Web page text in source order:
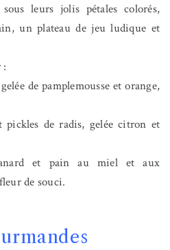
leurs jolis pétales colorés,
un plateau de jeu ludique et
:
de pamplemousse et orange,
pickles de radis, gelée citron et
et pain au miel et aux
de souci.